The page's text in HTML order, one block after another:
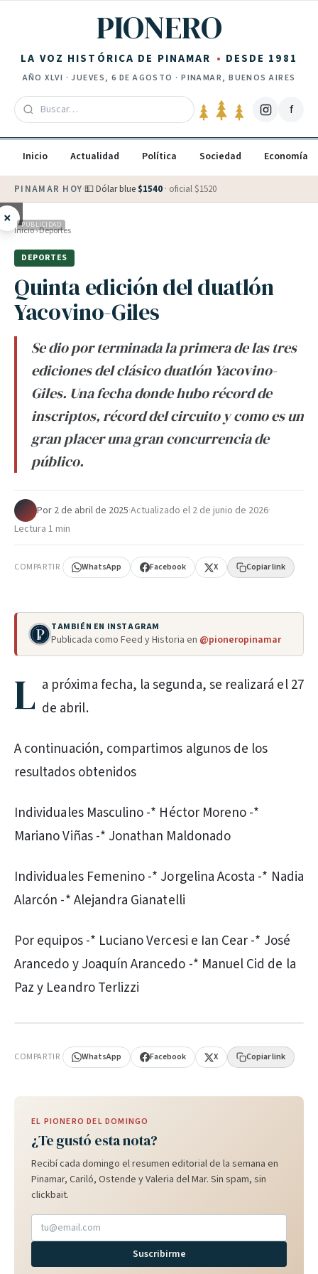
PIONERO
LA VOZ HISTÓRICA DE PINAMAR DESDE 1981
AÑOXLVI ·JUEVES, 6 DE AGOSTO · PINAMAR, BUENOS AIRES
f
Inicio Actualidad Política Sociedad Economía
PINAMAR HOY·💵 Dólar blue $1540 · oficial $1520
× PUBLICIDAD
Inicio›Deportes
DEPORTES
Quinta edición del duatlón
Yacovino-Giles
Se dio por terminada la primera de las tres
ediciones del clásico duatlón Yacovino-
Giles. Una fecha donde hubo récord de
inscriptos, récord del circuito y como es un
gran placer una gran concurrencia de
público.
Por·2 de abril de 2025·Actualizado el 2 de junio de 2026·
Lectura 1 min
COMPARTIR WhatsApp Facebook X Copiar link
TAMBIÉN EN INSTAGRAM
Publicada como Feed y Historia en @pioneropinamar
L a próxima fecha, la segunda, se realizará el 27
de abril.
A continuación, compartimos algunos de los
resultados obtenidos
Individuales Masculino -* Héctor Moreno -*
Mariano Viñas -* Jonathan Maldonado
Individuales Femenino -* Jorgelina Acosta -* Nadia
Alarcón -* Alejandra Gianatelli
Por equipos -* Luciano Vercesi e Ian Cear -* José
Arancedo y Joaquín Arancedo -* Manuel Cid de la
Paz y Leandro Terlizzi
COMPARTIR WhatsApp Facebook X Copiar link
EL PIONERO DEL DOMINGO
¿Te gustó esta nota?
Recibí cada domingo el resumen editorial de la semana en
Pinamar, Cariló, Ostende y Valeria del Mar. Sin spam, sin
clickbait.
Suscribirme